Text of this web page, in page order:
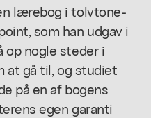
lærebog i tolvtone-
som han udgav i
op nogle steder i
at gå til, og studiet
på en af bogens
egen garanti